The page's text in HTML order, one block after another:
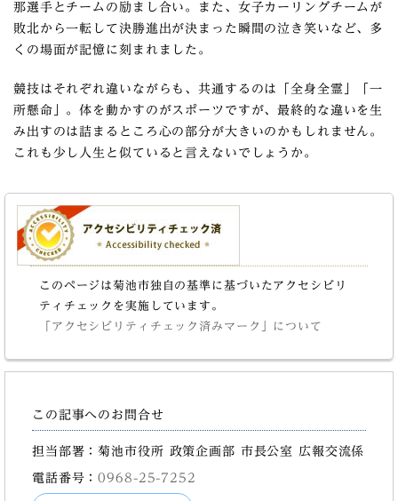
那選手とチームの励まし合い。また、女子カーリングチームが
敗北から一転して決勝進出が決まった瞬間の泣き笑いなど、多
くの場面が記憶に刻まれました。
競技はそれぞれ違いながらも、共通するのは「全身全霊」「一
所懸命」。体を動かすのがスポーツですが、最終的な違いを生
み出すのは詰まるところ心の部分が大きいのかもしれません。
これも少し人生と似ていると言えないでしょうか。
このページは菊池市独自の基準に基づいたアクセシビリ
ティチェックを実施しています。
「アクセシビリティチェック済みマーク」について
この記事へのお問合せ
担当部署：菊池市役所 政策企画部 市長公室 広報交流係
電話番号：0968-25-7252